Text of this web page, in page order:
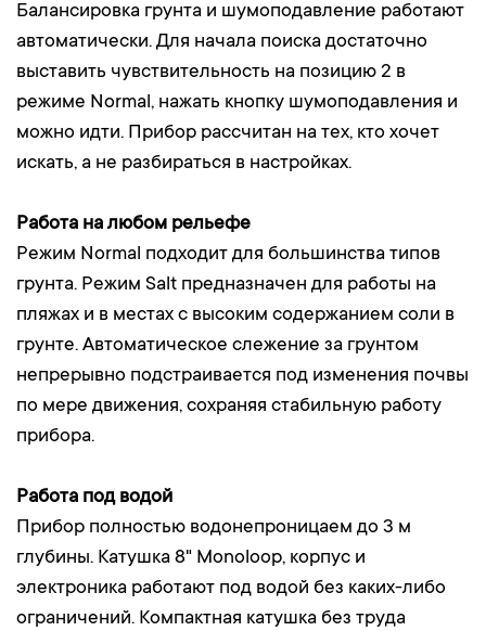
Балансировка грунта и шумоподавление работают
автоматически. Для начала поиска достаточно
выставить чувствительность на позицию 2 в
режиме Normal, нажать кнопку шумоподавления и
можно идти. Прибор рассчитан на тех, кто хочет
искать, а не разбираться в настройках.
Работа на любом рельефе
Режим Normal подходит для большинства типов
грунта. Режим Salt предназначен для работы на
пляжах и в местах с высоким содержанием соли в
грунте. Автоматическое слежение за грунтом
непрерывно подстраивается под изменения почвы
по мере движения, сохраняя стабильную работу
прибора.
Работа под водой
Прибор полностью водонепроницаем до 3 м
глубины. Катушка 8" Monoloop, корпус и
электроника работают под водой без каких-либо
ограничений. Компактная катушка без труда